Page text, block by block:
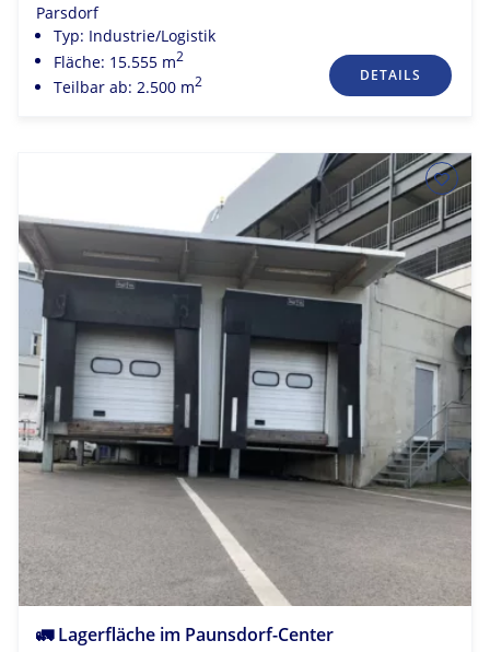
Parsdorf
Typ: Industrie/Logistik
Fläche: 15.555 m2
Teilbar ab: 2.500 m2 DETAILS
🚛 Lagerfläche im Paunsdorf-Center